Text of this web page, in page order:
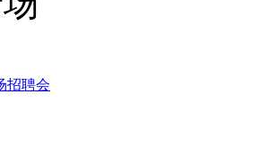
招聘会